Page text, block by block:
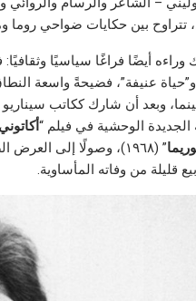
تتراوح بين حكايات ضواحي روما
وراءه أيضًا فراغًا سياسيًا وثقافيًا:
و”حياة عنيفة”، فضيحةً واسعة
وبعد أن شارك ككاتب
الجديدة الوحشية في فيلم “أكاتوني
” (١٩٦٨)، وصولًا إلى العرض الصادم والمُدان والمتطرف في فيلم “
قليلة من وفاته المأساوية.